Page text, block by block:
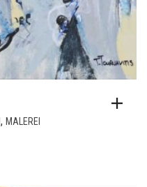
, MALEREI